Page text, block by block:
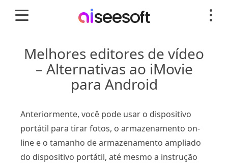
Melhores editores de vídeo
– Alternativas ao iMovie
para Android
Anteriormente, você pode usar o dispositivo
portátil para tirar fotos, o armazenamento on-
line e o tamanho de armazenamento ampliado
do dispositivo portátil, até mesmo a instrução